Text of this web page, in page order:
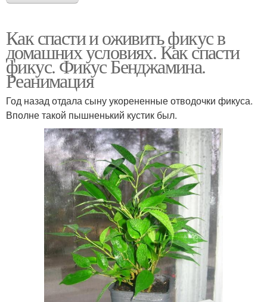
Как спасти и оживить фикус в
домашних условиях. Как спасти
фикус. Фикус Бенджамина.
Реанимация
Год назад отдала сыну укорененные отводочки фикуса.
Вполне такой пышненький кустик был.